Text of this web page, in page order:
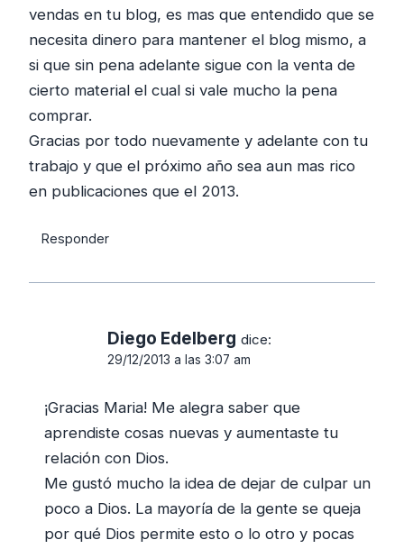
vendas en tu blog, es mas que entendido que se
necesita dinero para mantener el blog mismo, a
si que sin pena adelante sigue con la venta de
cierto material el cual si vale mucho la pena
comprar.
Gracias por todo nuevamente y adelante con tu
trabajo y que el próximo año sea aun mas rico
en publicaciones que el 2013.
Responder
Diego Edelberg dice:
29/12/2013 a las 3:07 am
¡Gracias Maria! Me alegra saber que
aprendiste cosas nuevas y aumentaste tu
relación con Dios.
Me gustó mucho la idea de dejar de culpar un
poco a Dios. La mayoría de la gente se queja
por qué Dios permite esto o lo otro y pocas